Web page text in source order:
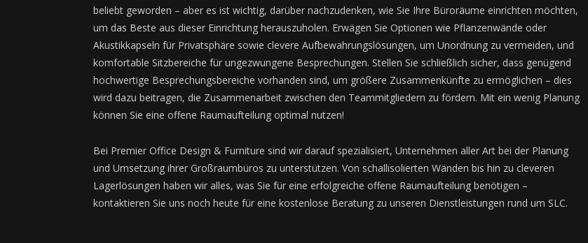
beliebt geworden – aber es ist wichtig, darüber nachzudenken, wie Sie Ihre Büroräume einrichten möchten,
um das Beste aus dieser Einrichtung herauszuholen. Erwägen Sie Optionen wie Pflanzenwände oder
Akustikkapseln für Privatsphäre sowie clevere Aufbewahrungslösungen, um Unordnung zu vermeiden, und
komfortable Sitzbereiche für ungezwungene Besprechungen. Stellen Sie schließlich sicher, dass genügend
hochwertige Besprechungsbereiche vorhanden sind, um größere Zusammenkünfte zu ermöglichen – dies
wird dazu beitragen, die Zusammenarbeit zwischen den Teammitgliedern zu fördern. Mit ein wenig Planung
können Sie eine offene Raumaufteilung optimal nutzen!
Bei Premier Office Design & Furniture sind wir darauf spezialisiert, Unternehmen aller Art bei der Planung
und Umsetzung ihrer Großraumbüros zu unterstützen. Von schallisolierten Wänden bis hin zu cleveren
Lagerlösungen haben wir alles, was Sie für eine erfolgreiche offene Raumaufteilung benötigen –
kontaktieren Sie uns noch heute für eine kostenlose Beratung zu unseren Dienstleistungen rund um SLC.